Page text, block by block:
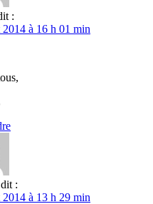
:
2014 à 16 h 01 min
:
2014 à 13 h 29 min